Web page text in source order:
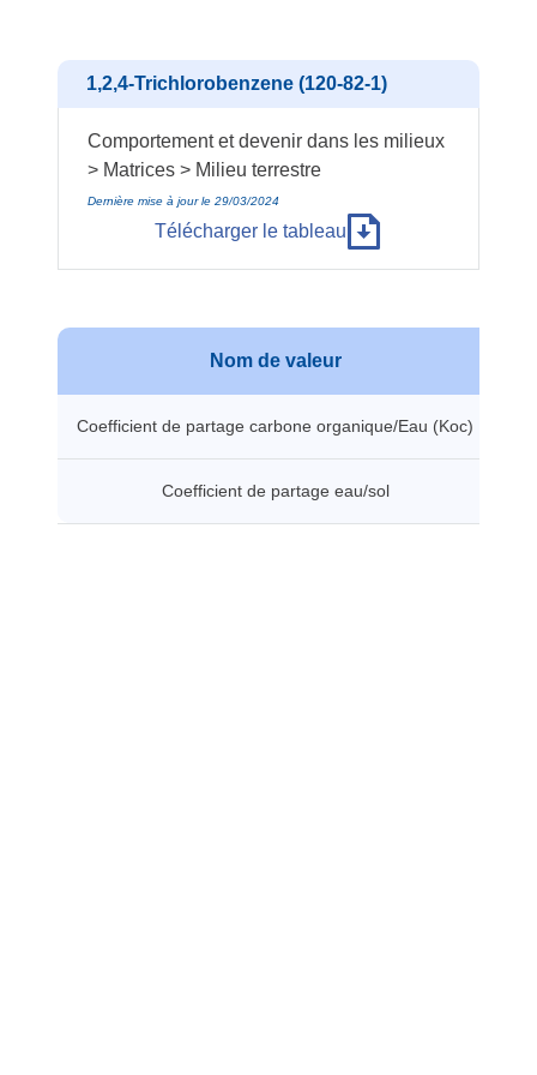
1,2,4-Trichlorobenzene (120-82-1)
Comportement et devenir dans les milieux
> Matrices > Milieu terrestre
Dernière mise à jour le 29/03/2024
Télécharger le tableau
Nom de valeur
Coefficient de partage carbone organique/Eau (Koc)
Coefficient de partage eau/sol